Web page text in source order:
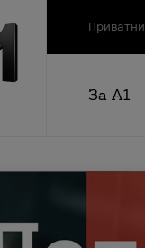
Приватни
За А1